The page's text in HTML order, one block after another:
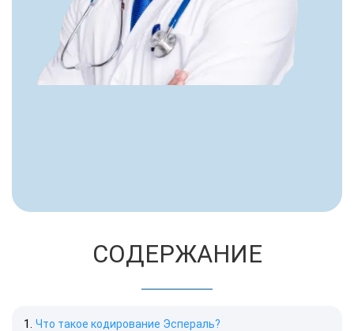
СОДЕРЖАНИЕ
Что такое кодирование Эспераль?